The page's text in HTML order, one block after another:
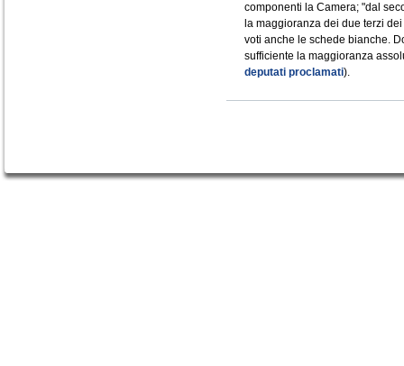
componenti la Camera; "dal
la maggioranza dei due terzi
voti anche le schede bianche.
sufficiente la maggioranza
deputati proclamati).